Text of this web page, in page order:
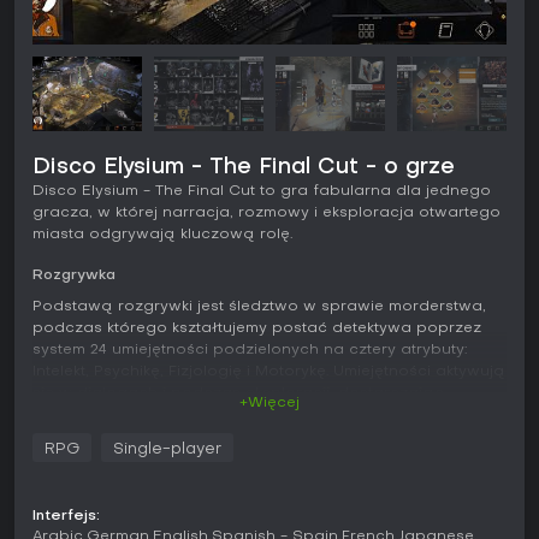
Disco Elysium - The Final Cut - o grze
Disco Elysium - The Final Cut to gra fabularna dla jednego
gracza, w której narracja, rozmowy i eksploracja otwartego
miasta odgrywają kluczową rolę.
Rozgrywka
Podstawą rozgrywki jest śledztwo w sprawie morderstwa,
podczas którego kształtujemy postać detektywa poprzez
system 24 umiejętności podzielonych na cztery atrybuty:
- zyskując zarówno premie, jak i ograniczenia. Wybór
+Więcej
RPG Single-player
Interfejs: